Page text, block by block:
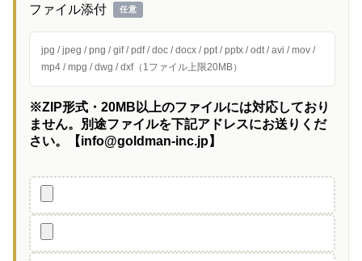
ファイル添付 任意
jpg / jpeg / png / gif / pdf / doc / docx / ppt / pptx / odt / avi / mov /
mp4 / mpg / dwg / dxf（1ファイル上限20MB）
※ZIP形式・20MB以上のファイルには対応しており
ません。別途ファイルを下記アドレスにお送りくだ
さい。【info@goldman-inc.jp】